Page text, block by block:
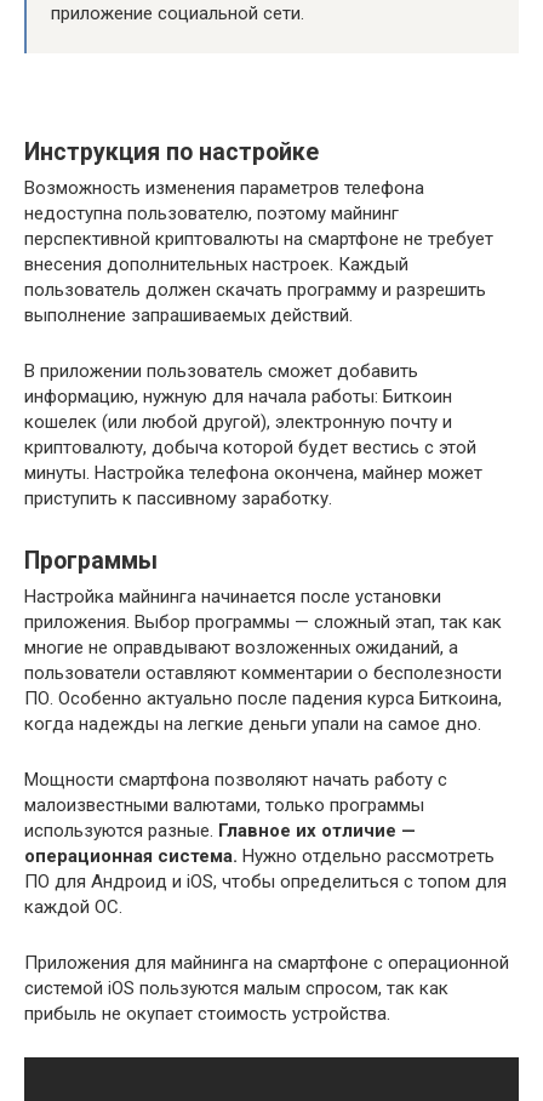
приложение социальной сети.
Инструкция по настройке
Возможность изменения параметров телефона
недоступна пользователю, поэтому майнинг
перспективной криптовалюты на смартфоне не требует
внесения дополнительных настроек. Каждый
пользователь должен скачать программу и разрешить
выполнение запрашиваемых действий.
В приложении пользователь сможет добавить
информацию, нужную для начала работы: Биткоин
кошелек (или любой другой), электронную почту и
криптовалюту, добыча которой будет вестись с этой
минуты. Настройка телефона окончена, майнер может
приступить к пассивному заработку.
Программы
Настройка майнинга начинается после установки
приложения. Выбор программы — сложный этап, так как
многие не оправдывают возложенных ожиданий, а
пользователи оставляют комментарии о бесполезности
ПО. Особенно актуально после падения курса Биткоина,
когда надежды на легкие деньги упали на самое дно.
Мощности смартфона позволяют начать работу с
малоизвестными валютами, только программы
используются разные. Главное их отличие —
операционная система. Нужно отдельно рассмотреть
ПО для Андроид и iOS, чтобы определиться с топом для
каждой ОС.
Приложения для майнинга на смартфоне с операционной
системой iOS пользуются малым спросом, так как
прибыль не окупает стоимость устройства.